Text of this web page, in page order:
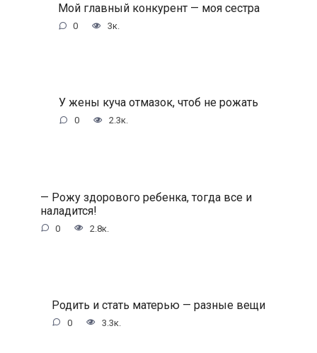
Мой главный конкурент — моя сестра
0 3к.
У жены куча отмазок, чтоб не рожать
0 2.3к.
— Рожу здорового ребенка, тогда все и
наладится!
0 2.8к.
Родить и стать матерью — разные вещи
0 3.3к.